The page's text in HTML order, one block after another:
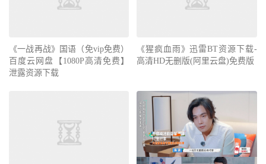
《一战再战》国语（免vip免费）
百度云网盘【1080P高清免费】
泄露资源下载
《猩疯血雨》迅雷BT资源下载-
高清HD无删版(阿里云盘)免费版